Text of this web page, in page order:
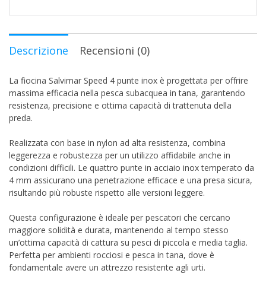
Descrizione Recensioni (0)
La fiocina Salvimar Speed 4 punte inox è progettata per offrire
massima efficacia nella pesca subacquea in tana, garantendo
resistenza, precisione e ottima capacità di trattenuta della
preda.
Realizzata con base in nylon ad alta resistenza, combina
leggerezza e robustezza per un utilizzo affidabile anche in
condizioni difficili. Le quattro punte in acciaio inox temperato da
4 mm assicurano una penetrazione efficace e una presa sicura,
risultando più robuste rispetto alle versioni leggere.
Questa configurazione è ideale per pescatori che cercano
maggiore solidità e durata, mantenendo al tempo stesso
un’ottima capacità di cattura su pesci di piccola e media taglia.
Perfetta per ambienti rocciosi e pesca in tana, dove è
fondamentale avere un attrezzo resistente agli urti.